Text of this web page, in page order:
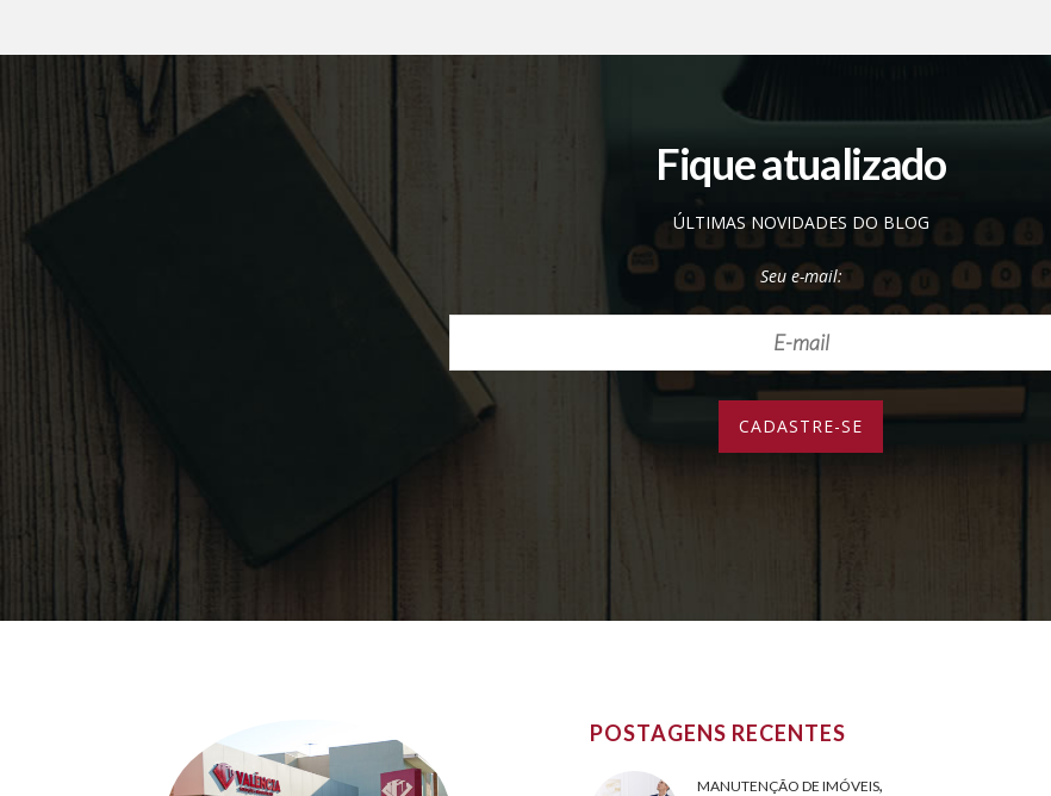
Fique atualizado
ÚLTIMAS NOVIDADES DO BLOG
Seu e-mail:
POSTAGENS RECENTES
MANUTENÇÃO DE IMÓVEIS,